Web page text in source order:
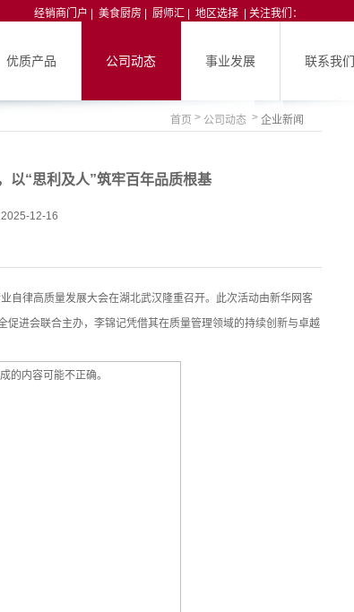
经销商门户 美食厨房 厨师汇| 地区选择| 关注我们：
优质产品 公司动态 事业发展 联系我们
企业新闻
>
公司动态
>
首页
以“思利及人”筑牢百年品质根基
12-16
自律高质量发展大会在湖北武汉隆重召开。此次活动由新华网客
促进会联合主办，李锦记凭借其在质量管理领域的持续创新与卓越